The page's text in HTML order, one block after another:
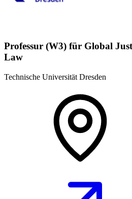
Professur (W3) für Global
Law
Technische Universität Dresden